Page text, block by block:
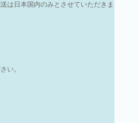
は日本国内のみとさせていただきま
い。